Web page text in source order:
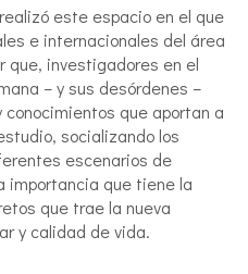
este espacio en el que
e internacionales del área
que, investigadores en el
– y sus desórdenes –
que aportan a
socializando los
escenarios de
importancia que tiene la
que trae la nueva
y calidad de vida.